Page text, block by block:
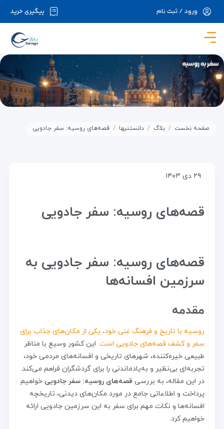
در حال حاضر ارتباط با سرور قطع می باشد لطفا
پیگیری خرید ورود / ثبت نام
صفحه نخست بلاگ دانستنیها قصه‌های روسیه: سفر جادویی
۲۹ دی ۱۴۰۳
قصه‌های روسیه: سفر جادویی
قصه‌های روسیه: سفر جادویی به
سرزمین افسانه‌ها
مقدمه
روسیه با تاریخ و فرهنگ غنی خود، یکی از مکان‌های جذاب برای
سفر و کشف قصه‌های جادویی است. این کشور وسیع با مناظر
طبیعی خیره‌کننده، شهرهای تاریخی و افسانه‌های مردمی خود،
تجربه‌ای بی‌نظیر و به‌یادماندنی را برای گردشگران فراهم می‌کند.
در این مقاله، به بررسی قصه‌های روسیه: سفر جادویی خواهیم
پرداخت و اطلاعاتی جامع در مورد مکان‌های دیدنی، تاریخچه
افسانه‌ها و نکات مهم برای سفر به این سرزمین جادویی ارائه
خواهیم کرد.